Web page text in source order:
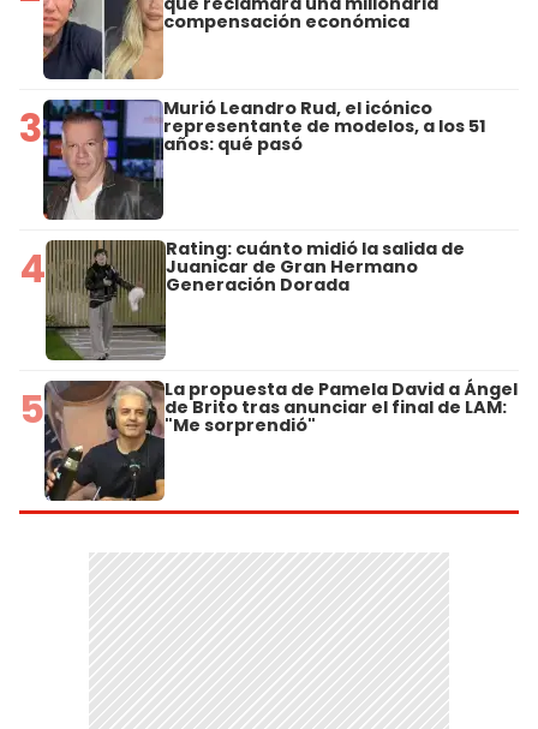
compensación económica
3 Murió Leandro Rud, el icónico
representante de modelos, a los 51
años: qué pasó
4 Rating: cuánto midió la salida de
Juanicar de Gran Hermano
Generación Dorada
5 La propuesta de Pamela David a Ángel
de Brito tras anunciar el final de LAM:
"Me sorprendió"